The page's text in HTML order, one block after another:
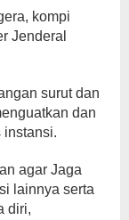
kompi
Jenderal
surut dan
dan
instansi.
agar Jaga
lainnya serta
diri,